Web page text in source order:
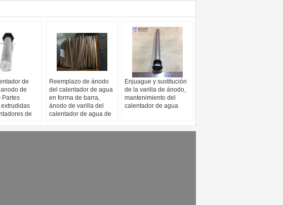
de
de
Partes
de
Reemplazo de ánodo
del calentador de agua
en forma de barra,
ánodo de varilla del
calentador de agua de
Enjuague y sustitución
de la varilla de ánodo,
mantenimiento del
calentador de agua